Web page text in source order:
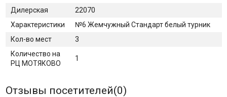
Дилерская
22070
Характеристики
№6 Жемчужный Стандарт белый турник
Кол-во мест
3
Количество на
РЦ МОТЯКОВО
1
Отзывы посетителей(0)